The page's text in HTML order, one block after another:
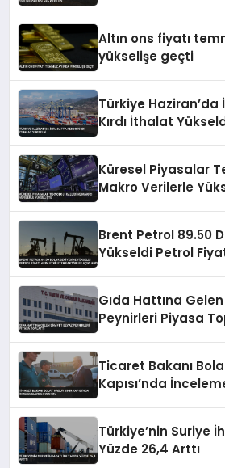
Altın ons fiyatı
yükselişe geçti
Türkiye
Kırdı İthalat
Küresel Piyasalar
Makro Verilerle
Brent Petrol 89.50
Yükseldi Petrol
Gıda Hattına
Peynirleri Piyasa
Ticaret Bakanı
Kapısı’nda
Türkiye’nin Suriye
Yüzde 26,4 Arttı